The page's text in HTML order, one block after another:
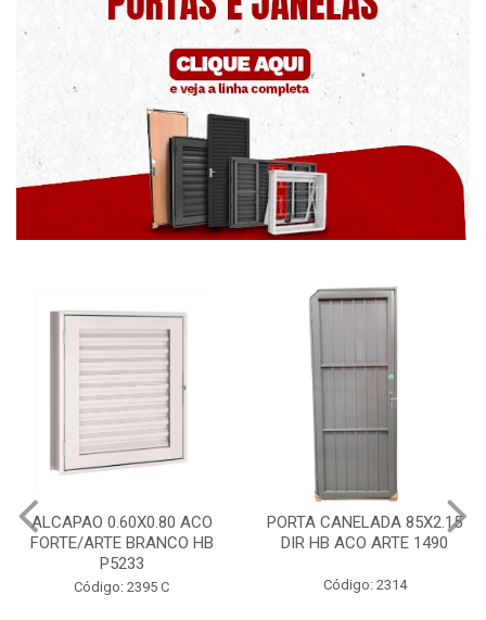
PORTA CANELADA 85X2.15
DIR HB ACO ARTE 1490
Código: 2314
PORTA LAMINADA 60X215
DIR POP/MIX HB
Código: 2340